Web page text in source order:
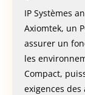
IP Systèmes
Axiomtek, un
assurer un
les
Compact,
exigences